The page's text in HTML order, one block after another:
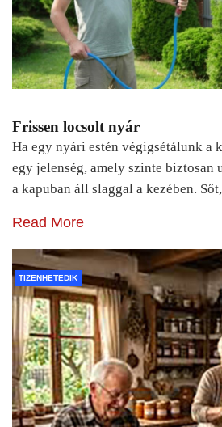
Frissen locsolt nyár
Ha egy nyári estén végigsétálunk a
egy jelenség, amely szinte biztosan
a kapuban áll slaggal a kezében.
Read More
TIZENHETEDIK